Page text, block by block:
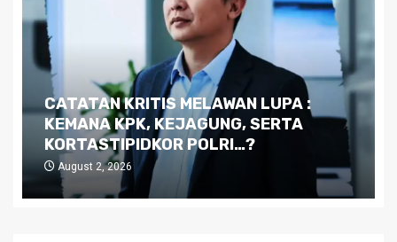
Dilema Kaltim di Tengah Krisis:
Kutukan Sumber Daya Alam dan
Pemimpin yang Tak Kreatif
July 29, 2026